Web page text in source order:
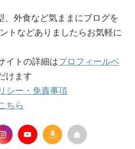
外食など気ままにブログを
トなどありましたらお気軽に
イトの詳細はプロフィールペ
けます
シー・免責事項
ちら